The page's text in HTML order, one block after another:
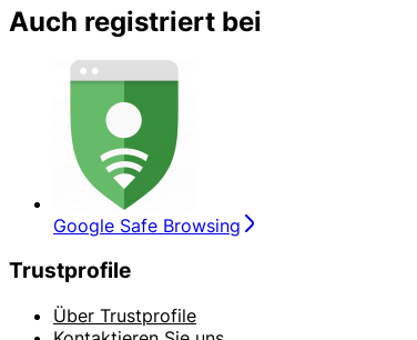
Auch registriert bei
Google Safe Browsing
Trustprofile
Über Trustprofile